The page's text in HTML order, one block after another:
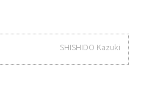
SHISHIDO Kazuki